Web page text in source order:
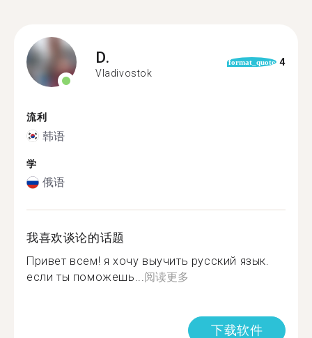
D.
Vladivostok
format_quote 4
流利
韩语
学
俄语
我喜欢谈论的话题
Привет всем! я хочу выучить русский язык.
если ты поможешь...阅读更多
下载软件